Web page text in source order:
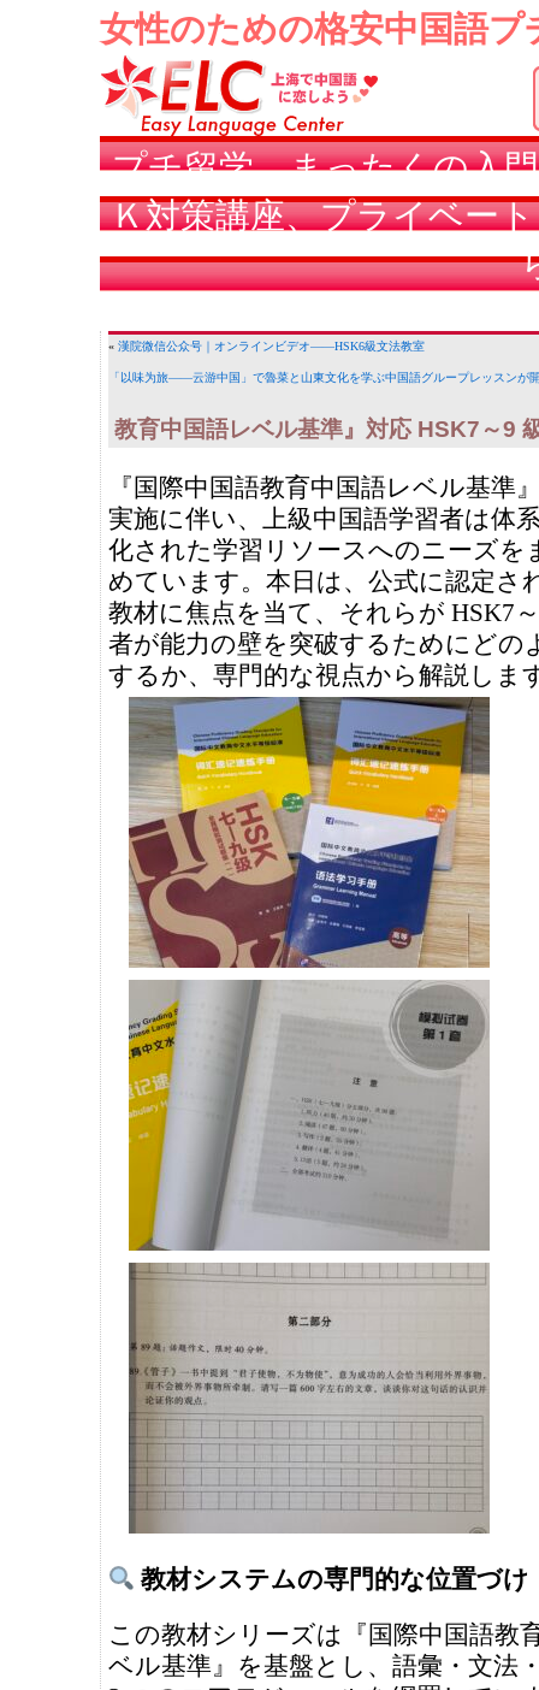
女性のための格安中国語
プチ留学、まったくの入
Ｋ対策講座、プライベー
« 漢院微信公众号｜オンラインビデオ——HSK6級文法教室
「以味为旅——云游中国」で魯菜と山東文化を学ぶ中国語グループレッスンが
教育中国語レベル基準』対応 HSK7～9
『国際中国語教育中国語レベル基準
実施に伴い、上級中国語学習者は体
化された学習リソースへのニーズを
めています。本日は、公式に認定さ
教材に焦点を当て、それらが HSK7
者が能力の壁を突破するためにどの
するか、専門的な視点から解説しま
教材システムの専門的な位置づけ
この教材シリーズは『国際中国語教
ベル基準』を基盤とし、語彙・文法